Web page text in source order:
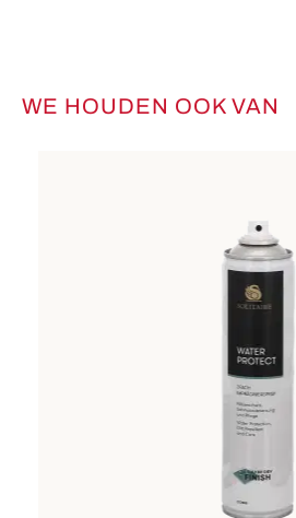
Productgalerij overslaan
WE HOUDEN OOK VAN